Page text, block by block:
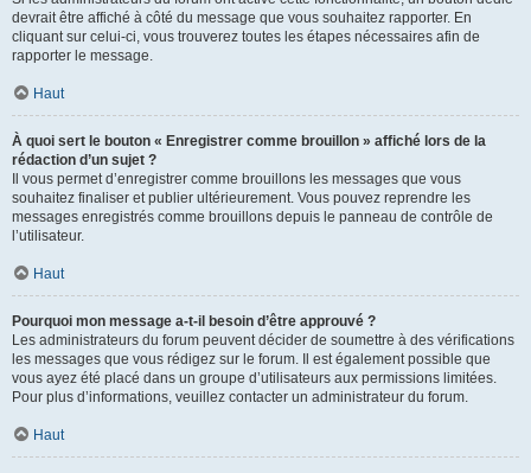
devrait être affiché à côté du message que vous souhaitez rapporter. En
cliquant sur celui-ci, vous trouverez toutes les étapes nécessaires afin de
rapporter le message.
Haut
À quoi sert le bouton « Enregistrer comme brouillon » affiché lors de la
rédaction d’un sujet ?
Il vous permet d’enregistrer comme brouillons les messages que vous
souhaitez finaliser et publier ultérieurement. Vous pouvez reprendre les
messages enregistrés comme brouillons depuis le panneau de contrôle de
l’utilisateur.
Haut
Pourquoi mon message a-t-il besoin d’être approuvé ?
Les administrateurs du forum peuvent décider de soumettre à des vérifications
les messages que vous rédigez sur le forum. Il est également possible que
vous ayez été placé dans un groupe d’utilisateurs aux permissions limitées.
Pour plus d’informations, veuillez contacter un administrateur du forum.
Haut